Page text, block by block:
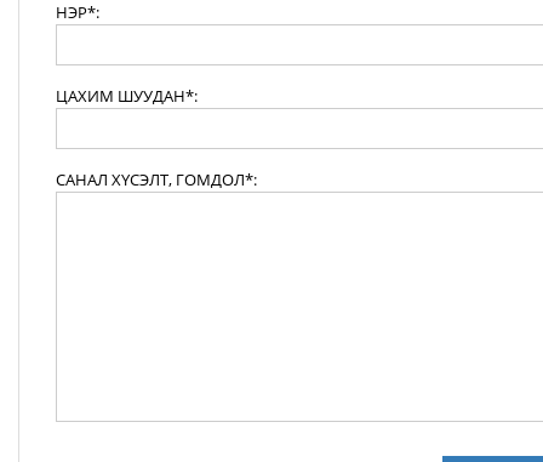
НЭР*:
ЦАХИМ ШУУДАН*:
САНАЛ ХҮСЭЛТ, ГОМДОЛ*: